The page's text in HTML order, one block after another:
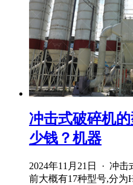
冲击式破碎机
少钱？机器
2024年11月21日 · 冲击
前大概有17种型号,分